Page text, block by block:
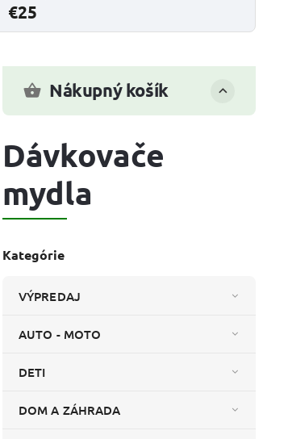
€25
Nákupný košík
Dávkovače
mydla
Kategórie
VÝPREDAJ
AUTO - MOTO
DETI
DOM A ZÁHRADA